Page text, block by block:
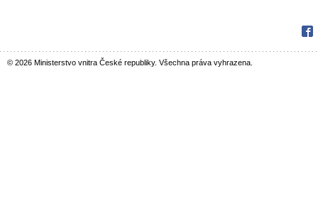
© 2026 Ministerstvo vnitra České republiky. Všechna práva vyhrazena.